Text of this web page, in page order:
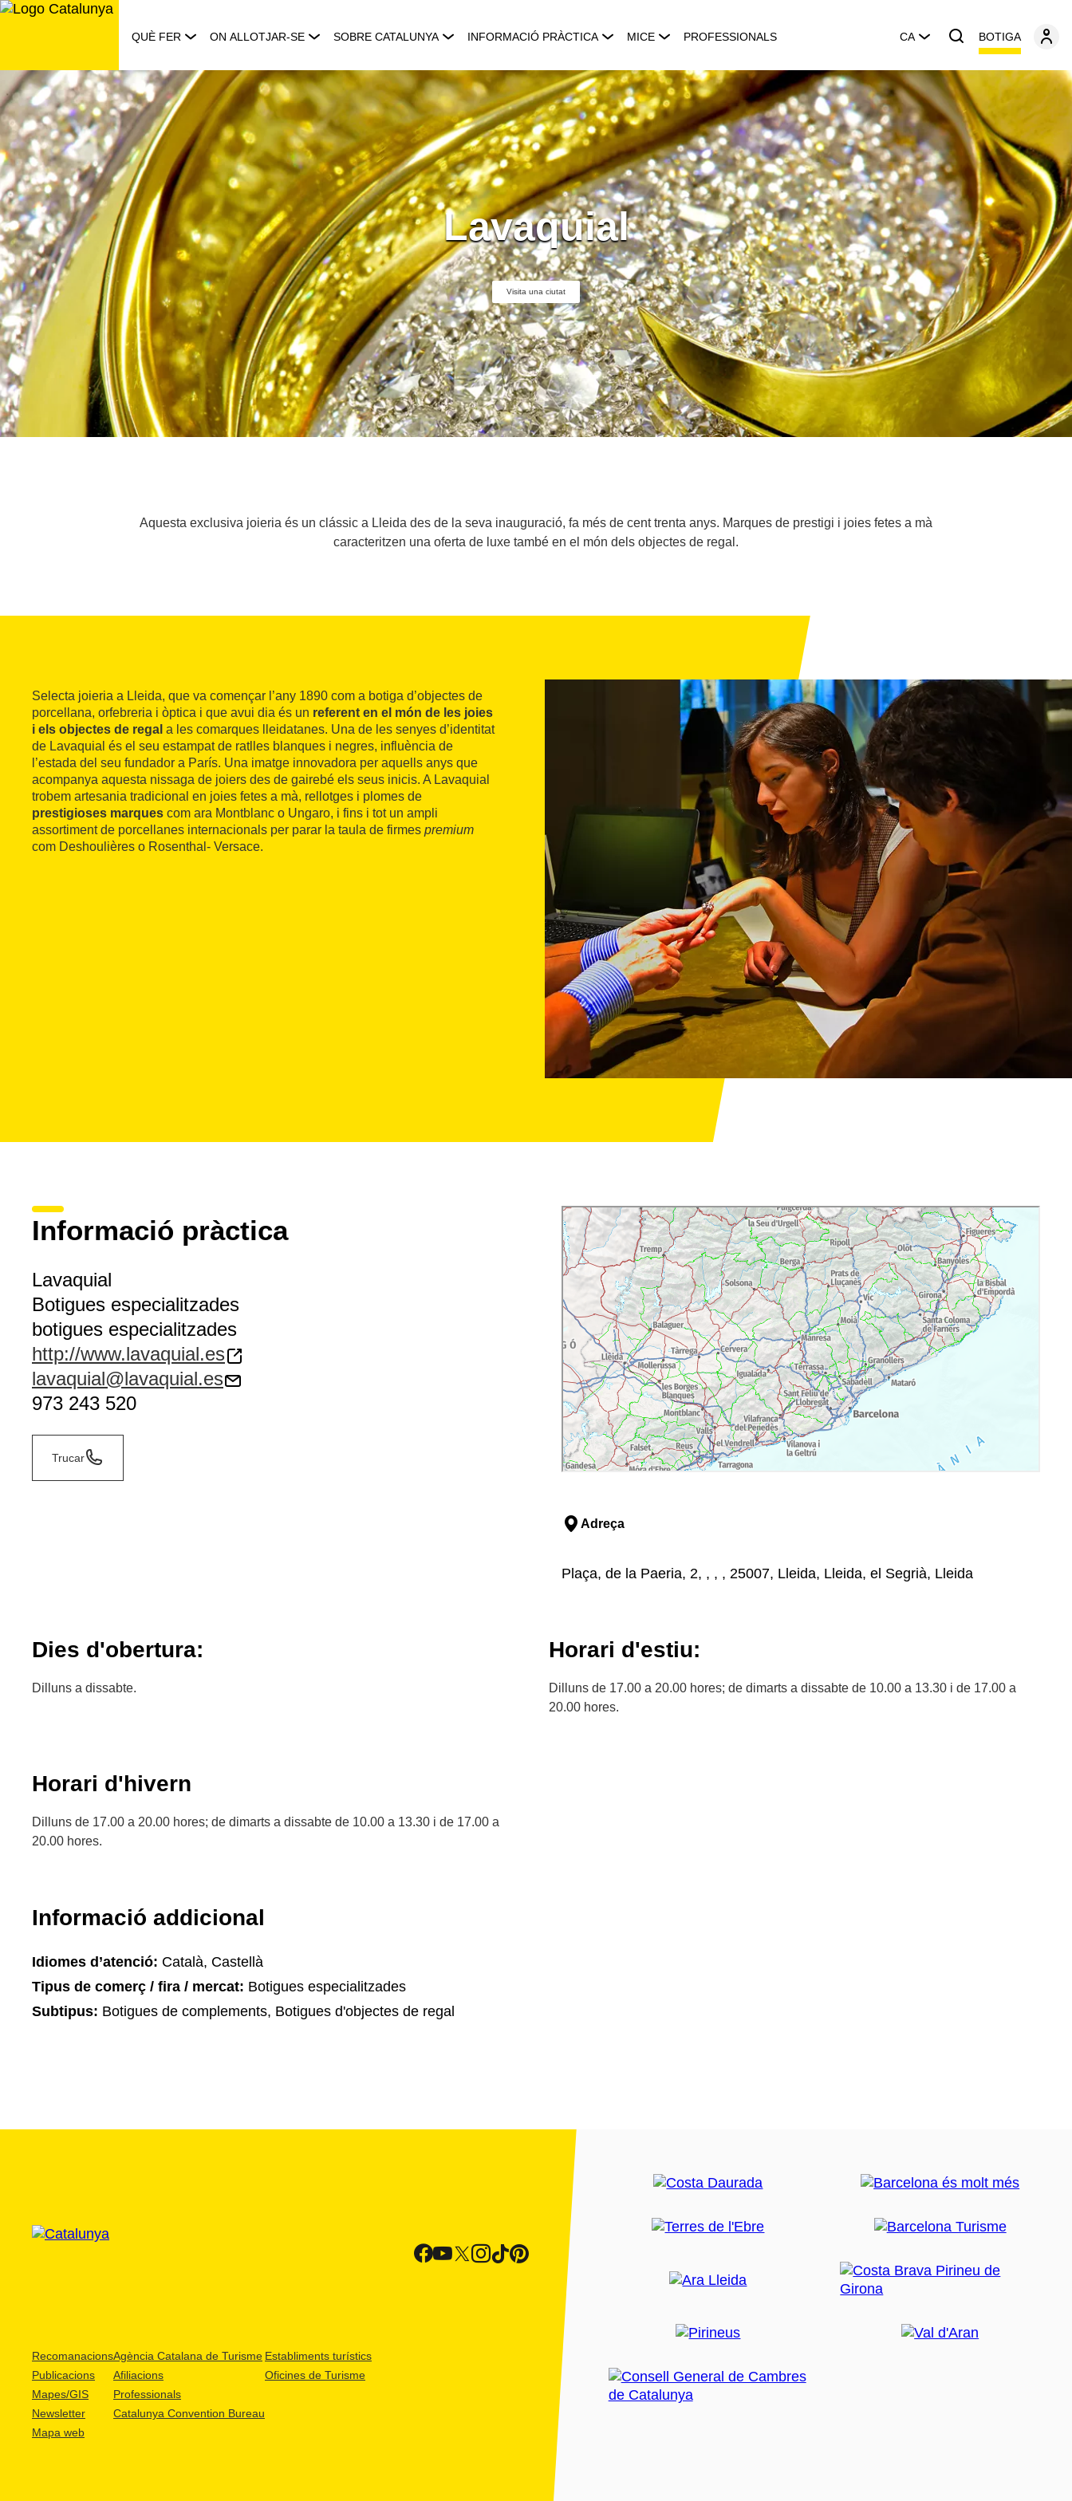
Saltar
QUÈ FER ON ALLOTJAR-SE SOBRE CATALUNYA INFORMACIÓ PRÀCTICA MICE PROFESSIONALS CA BOTIGA
Lavaquial
Visita una ciutat
Aquesta exclusiva joieria és un clássic a Lleida des de la seva inauguració, fa més de cent trenta anys. Marques de prestigi i joies fetes a mà
caracteritzen una oferta de luxe també en el món dels objectes de regal.
Selecta joieria a Lleida, que va començar l’any 1890 com a botiga d’objectes de
porcellana, orfebreria i òptica i que avui dia és un referent en el món de les joies
i els objectes de regal a les comarques lleidatanes. Una de les senyes d’identitat
de Lavaquial és el seu estampat de ratlles blanques i negres, influència de
l’estada del seu fundador a París. Una imatge innovadora per aquells anys que
acompanya aquesta nissaga de joiers des de gairebé els seus inicis. A Lavaquial
trobem artesania tradicional en joies fetes a mà, rellotges i plomes de
prestigioses marques com ara Montblanc o Ungaro, i fins i tot un ampli
assortiment de porcellanes internacionals per parar la taula de firmes premium
com Deshoulières o Rosenthal- Versace.
Informació pràctica
Lavaquial
Botigues especialitzades
botigues especialitzades
http://www.lavaquial.es
lavaquial@lavaquial.es
973 243 520
Trucar
Adreça
Plaça, de la Paeria, 2, , , , 25007, Lleida, Lleida, el Segrià, Lleida
Dies d'obertura:
Dilluns a dissabte.
Horari d'estiu:
Dilluns de 17.00 a 20.00 hores; de dimarts a dissabte de 10.00 a 13.30 i de 17.00 a
20.00 hores.
Horari d'hivern
Dilluns de 17.00 a 20.00 hores; de dimarts a dissabte de 10.00 a 13.30 i de 17.00 a
20.00 hores.
Informació addicional
Idiomes d’atenció: Català, Castellà
Tipus de comerç / fira / mercat: Botigues especialitzades
Subtipus: Botigues de complements, Botigues d'objectes de regal
Recomanacions
Publicacions
Mapes/GIS
Newsletter
Mapa web
Agència Catalana de Turisme
Afiliacions
Professionals
Catalunya Convention Bureau
Establiments turístics
Oficines de Turisme